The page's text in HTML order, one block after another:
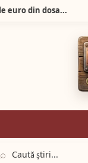
FACIAS sesizează DNA în cazul prejudiciului de 600 de milioane de euro din dosarul Pfizer. Cei vinovați trebuie să plăteasca. 14:34
⌕